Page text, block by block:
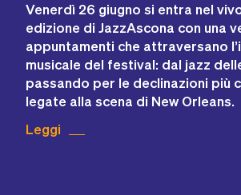
Venerdì 26 giugno si entra nel
edizione di JazzAscona con una
appuntamenti che attraversano
musicale del festival: dal jazz
passando per le declinazioni più
legate alla scena di New Orleans.
Leggi